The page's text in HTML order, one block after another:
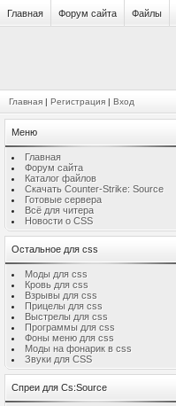
Главная Форум сайта Файлы
Главная | Регистрация | Вход
Меню
Главная
Форум сайта
Каталог файлов
Скачать Counter-Strike: Source
Готовые сервера
Всё для читера
Новости о CSS
Остальное для css
Моды для css
Кровь для css
Взрывы для css
Прицелы для css
Выстрелы для css
Программы для css
Фоны меню для css
Моды на фонарик в css
Звуки для CSS
Спреи для Cs:Source